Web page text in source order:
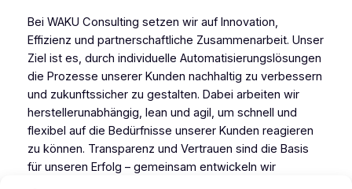
Bei WAKU Consulting setzen wir auf Innovation,
Effizienz und partnerschaftliche Zusammenarbeit. Unser
Ziel ist es, durch individuelle Automatisierungslösungen
die Prozesse unserer Kunden nachhaltig zu verbessern
und zukunftssicher zu gestalten. Dabei arbeiten wir
herstellerunabhängig, lean und agil, um schnell und
flexibel auf die Bedürfnisse unserer Kunden reagieren
zu können. Transparenz und Vertrauen sind die Basis
für unseren Erfolg – gemeinsam entwickeln wir